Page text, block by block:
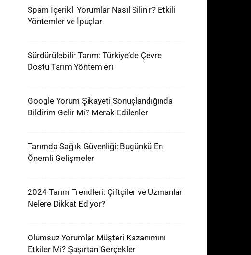
Spam İçerikli Yorumlar Nasıl Silinir? Etkili
Yöntemler ve İpuçları
Sürdürülebilir Tarım: Türkiye’de Çevre
Dostu Tarım Yöntemleri
Google Yorum Şikayeti Sonuçlandığında
Bildirim Gelir Mi? Merak Edilenler
Tarımda Sağlık Güvenliği: Bugünkü En
Önemli Gelişmeler
2024 Tarım Trendleri: Çiftçiler ve Uzmanlar
Nelere Dikkat Ediyor?
Olumsuz Yorumlar Müşteri Kazanımını
Etkiler Mi? Şaşırtan Gerçekler